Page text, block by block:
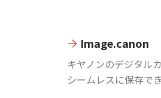
Image.canon
キヤノンのデジタル
シームレスに保存で